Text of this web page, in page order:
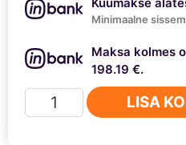
Minimaalne
Maksa kolmes
198.19 €.
Runva
EWX9500Q
LISA